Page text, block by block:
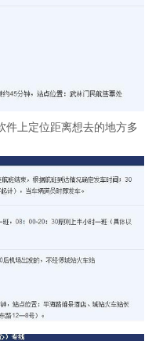
件上定位距离想去的地方多